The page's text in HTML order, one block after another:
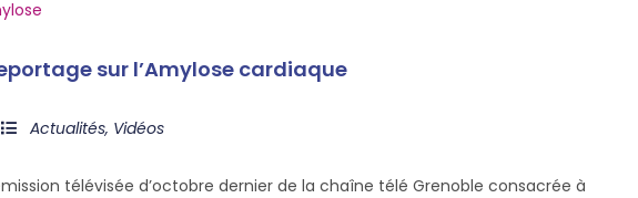
sur l’Amylose cardiaque
Actualités, Vidéos
télévisée d’octobre dernier de la chaîne télé Grenoble consacrée à